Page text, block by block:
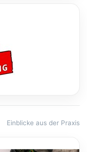
Einblicke aus der Praxis